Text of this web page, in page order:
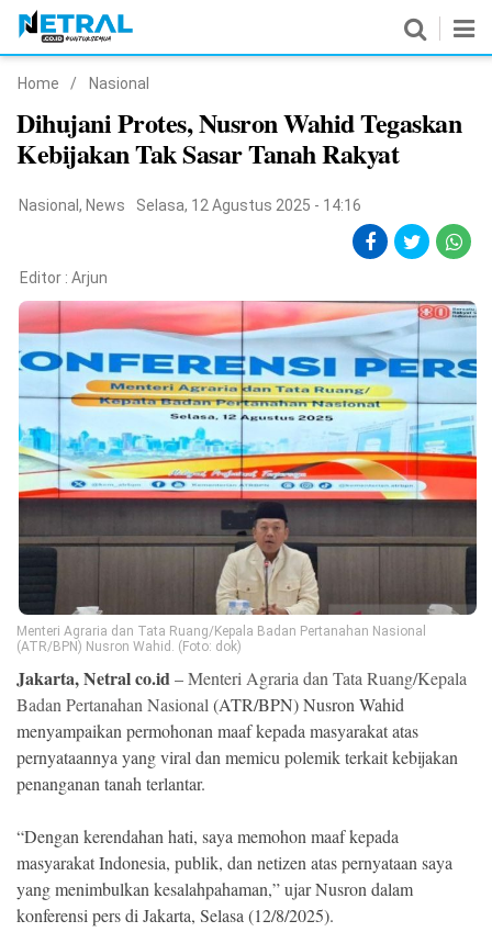
Nasional
Pemerintahan
Hukrim
Pendidikan
Peristiwa
Olahraga
Ekonomi
Memori
©
Copyright
2026
NETRAL
.
Right
Home / Nasional
Dihujani Protes, Nusron Wahid Tegaskan
Kebijakan Tak Sasar Tanah Rakyat
Nasional , News Selasa, 12 Agustus 2025 - 14:16
Editor : Arjun
Menteri Agraria dan Tata Ruang/Kepala Badan Pertanahan Nasional
(ATR/BPN) Nusron Wahid. (Foto: dok)
Jakarta, Netral co.id–Menteri Agraria dan Tata Ruang/Kepala
Badan Pertanahan Nasional (ATR/BPN) Nusron Wahid
menyampaikan permohonan maaf kepada masyarakat atas
pernyataannya yang viral dan memicu polemik terkait kebijakan
penanganan tanah terlantar.
“Dengan kerendahan hati, saya memohon maaf kepada
masyarakat Indonesia, publik, dan netizen atas pernyataan saya
yang menimbulkan kesalahpahaman,” ujar Nusron dalam
konferensi pers di Jakarta, Selasa (12/8/2025).